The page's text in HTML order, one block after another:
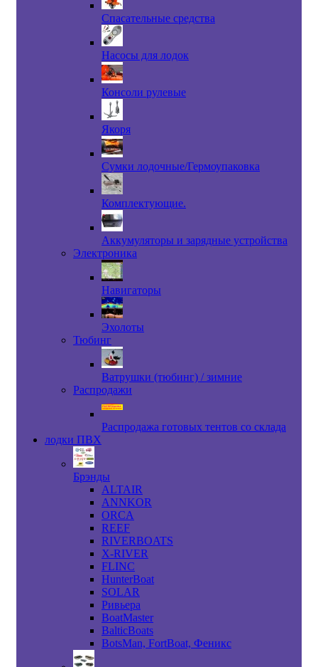
Спасательные средства
Насосы для лодок
Консоли рулевые
Якоря
Сумки лодочные/Гермоупаковка
Комплектующие.
Аккумуляторы и зарядные устройства
Электроника
Навигаторы
Эхолоты
Тюбинг
Ватрушки (тюбинг) / зимние
Распродажи
Распродажа готовых тентов со склада
лодки ПВХ
Брэнды
ALTAIR
ANNKOR
ORCA
REEF
RIVERBOATS
X-RIVER
FLINC
HunterBoat
SOLAR
Ривьера
BoatMaster
BalticBoats
BotsMan, FortBoat, Феникс